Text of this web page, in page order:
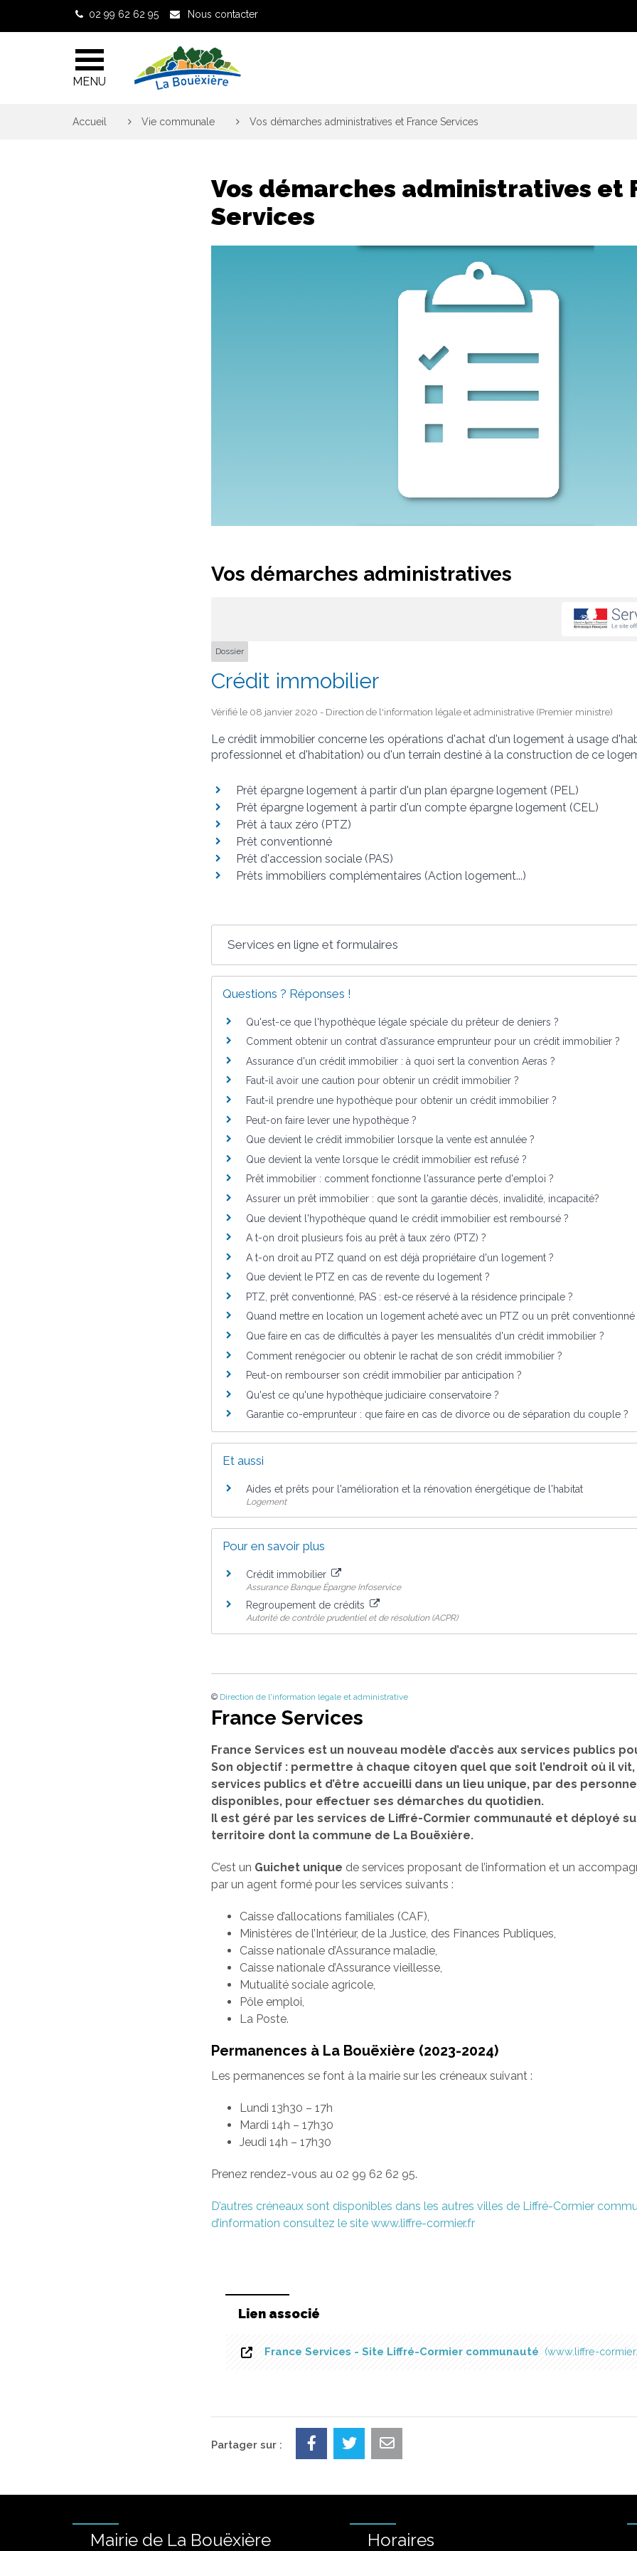
02 99 62 62 95 Nous contacter
MENU
Accueil Vie communale Vos démarches administratives et France Services
Vos démarches administratives et
Services
Vos démarches administratives
Dossier
Crédit immobilier
Vérifié le 08 janvier 2020 - Direction de l'information légale et administrative (Premier ministre)
Le crédit immobilier concerne les opérations d'achat d'un logement à usage
professionnel et d'habitation) ou d'un terrain destiné à la construction de ce
Prêt épargne logement à partir d'un plan épargne logement (PEL)
Prêt épargne logement à partir d'un compte épargne logement (CEL)
Prêt à taux zéro (PTZ)
Prêt conventionné
Prêt d'accession sociale (PAS)
Prêts immobiliers complémentaires (Action logement...)
Services en ligne et formulaires
Questions ? Réponses !
Qu'est-ce que l'hypothèque légale spéciale du prêteur de deniers ?
Comment obtenir un contrat d'assurance emprunteur pour un crédit immobilier ?
Assurance d'un crédit immobilier : à quoi sert la convention Aeras ?
Faut-il avoir une caution pour obtenir un crédit immobilier ?
Faut-il prendre une hypothèque pour obtenir un crédit immobilier ?
Peut-on faire lever une hypothèque ?
Que devient le crédit immobilier lorsque la vente est annulée ?
Que devient la vente lorsque le crédit immobilier est refusé ?
Prêt immobilier : comment fonctionne l'assurance perte d'emploi ?
Assurer un prêt immobilier : que sont la garantie décès, invalidité, incapacité?
Que devient l'hypothèque quand le crédit immobilier est remboursé ?
A t-on droit plusieurs fois au prêt à taux zéro (PTZ) ?
A t-on droit au PTZ quand on est déjà propriétaire d'un logement ?
Que devient le PTZ en cas de revente du logement ?
PTZ, prêt conventionné, PAS : est-ce réservé à la résidence principale ?
Quand mettre en location un logement acheté avec un PTZ ou un prêt conventionné
Que faire en cas de difficultés à payer les mensualités d'un crédit immobilier ?
Comment renégocier ou obtenir le rachat de son crédit immobilier ?
Peut-on rembourser son crédit immobilier par anticipation ?
Qu'est ce qu'une hypothèque judiciaire conservatoire ?
Garantie co-emprunteur : que faire en cas de divorce ou de séparation du couple ?
Et aussi
Aides et prêts pour l'amélioration et la rénovation énergétique de l'habitat
Logement
Pour en savoir plus
Crédit immobilier
Assurance Banque Épargne Infoservice
Regroupement de crédits
Autorité de contrôle prudentiel et de résolution (ACPR)
© Direction de l'information légale et administrative
France Services
France Services est un nouveau modèle d’accès aux services publics
Son objectif : permettre à chaque citoyen quel que soit l’endroit où il vit,
services publics et d’être accueilli dans un lieu unique, par des
disponibles, pour effectuer ses démarches du quotidien.
Il est géré par les services de Liffré-Cormier communauté et déployé
territoire dont la commune de La Bouëxière.
C’est un Guichet unique de services proposant de l’information et un
par un agent formé pour les services suivants :
Caisse d’allocations familiales (CAF),
Ministères de l’Intérieur, de la Justice, des Finances Publiques,
Caisse nationale d’Assurance maladie,
Caisse nationale d’Assurance vieillesse,
Mutualité sociale agricole,
Pôle emploi,
La Poste.
Permanences à La Bouëxière (2023-2024)
Les permanences se font à la mairie sur les créneaux suivant :
Lundi 13h30 – 17h
Mardi 14h – 17h30
Jeudi 14h – 17h30
Prenez rendez-vous au 02 99 62 62 95.
D’autres créneaux sont disponibles dans les autres villes de Liffré-Cormier
d’information consultez le site www.liffre-cormier.fr
Lien associé
France Services - Site Liffré-Cormier communauté www.liffre-
Partager sur :
Mairie de La Bouëxière Horaires